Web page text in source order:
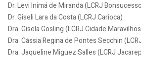
Dr. Levi Inimá de Miranda (LCRJ
Dr. Giseli Lara da Costa (LCRJ Carioca)
Dra. Gisela Gosling (LCRJ Cidade
Dra. Cássia Regina de Pontes Secchin
Dra. Jaqueline Miguez Salles (LCRJ